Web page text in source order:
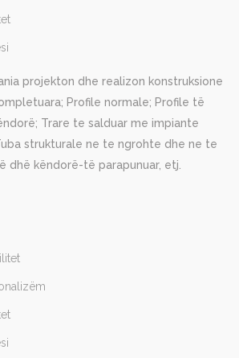
projekton dhe realizon konstruksione
Profile normale; Profile të
Trare te salduar me impiante
strukturale ne te ngrohte dhe ne te
dhë këndorë-të parapunuar, etj.